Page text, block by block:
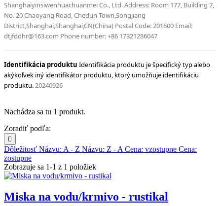
Shanghaiyinsiwenhuachuanmei Co., Ltd. Address: Room 177, Building 7,
No. 20 Chaoyang Road, Chedun Town,Songjiang
District,Shanghai,Shanghai,CN(China) Postal Code: 201600 Email:
dtjfddhr@163.com Phone number: +86 17321286047
Identifikácia produktu Identifikácia produktu je špecifický typ alebo
akýkoľvek iný identifikátor produktu, ktorý umožňuje identifikáciu
produktu. 20240926
Nachádza sa tu 1 produkt.
Zoradiť podľa:

Dôležitosť Názvu: A - Z Názvu: Z - ACena: vzostupne Cena:
zostupne
Zobrazuje sa 1-1 z 1 položiek
Miska na vodu/krmivo - rustikal